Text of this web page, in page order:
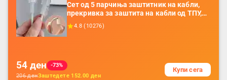
Сет од 5 парчиња заштитник на кабли,
прекривка за заштита на кабли од ТПУ,
додатоци за заштита на кабли, без
батерија, за мобилни телефони, комплет
4.8 ( 10276)
54 ден
-73%
206денЗаштедете 152.00 ден
Купи сега